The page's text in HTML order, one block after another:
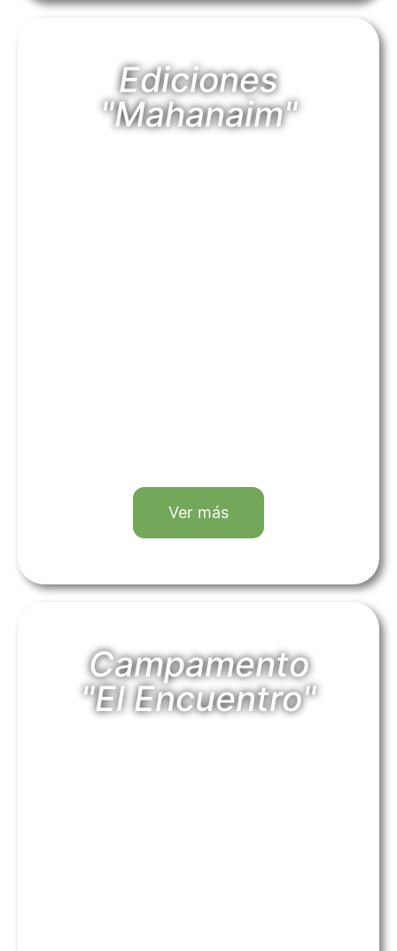
Ediciones
"Mahanaim"
Ver más
Campamento
"El Encuentro"